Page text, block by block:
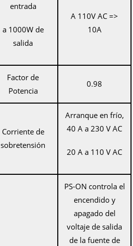
entrada
a 1000W de
salida
A 110V AC =>
10A
Factor de
Potencia
0.98
Corriente de
sobretensión
Arranque en frío,
40 A a 230 V AC
20 A a 110 V AC
PS-ON controla el
encendido y
apagado del
voltaje de salida
de la fuente de